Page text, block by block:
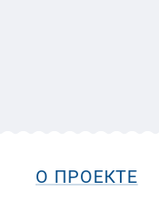
О ПРОЕКТЕ